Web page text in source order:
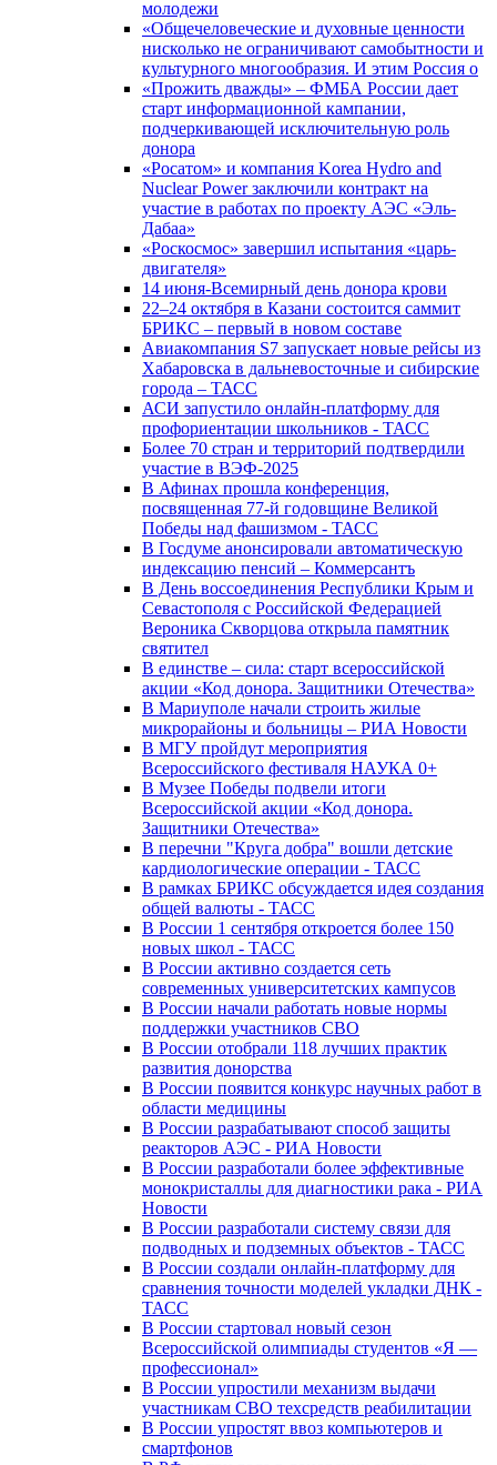
молодежи
«Общечеловеческие и духовные ценности
нисколько не ограничивают самобытности и
культурного многообразия. И этим Россия о
«Прожить дважды» – ФМБА России дает
старт информационной кампании,
подчеркивающей исключительную роль
донора
«Росатом» и компания Korea Hydro and
Nuclear Power заключили контракт на
участие в работах по проекту АЭС «Эль-
Дабаа»
«Роскосмос» завершил испытания «царь-
двигателя»
14 июня-Всемирный день донора крови
22–24 октября в Казани состоится саммит
БРИКС – первый в новом составе
Авиакомпания S7 запускает новые рейсы из
Хабаровска в дальневосточные и сибирские
города – ТАСС
АСИ запустило онлайн-платформу для
профориентации школьников - ТАСС
Более 70 стран и территорий подтвердили
участие в ВЭФ-2025
В Афинах прошла конференция,
посвященная 77-й годовщине Великой
Победы над фашизмом - ТАСС
В Госдуме анонсировали автоматическую
индексацию пенсий – Коммерсантъ
В День воссоединения Республики Крым и
Севастополя с Российской Федерацией
Вероника Скворцова открыла памятник
святител
В единстве – сила: старт всероссийской
акции «Код донора. Защитники Отечества»
В Мариуполе начали строить жилые
микрорайоны и больницы – РИА Новости
В МГУ пройдут мероприятия
Всероссийского фестиваля НАУКА 0+
В Музее Победы подвели итоги
Всероссийской акции «Код донора.
Защитники Отечества»
В перечни "Круга добра" вошли детские
кардиологические операции - ТАСС
В рамках БРИКС обсуждается идея создания
общей валюты - ТАСС
В России 1 сентября откроется более 150
новых школ - ТАСС
В России активно создается сеть
современных университетских кампусов
В России начали работать новые нормы
поддержки участников СВО
В России отобрали 118 лучших практик
развития донорства
В России появится конкурс научных работ в
области медицины
В России разрабатывают способ защиты
реакторов АЭС - РИА Новости
В России разработали более эффективные
монокристаллы для диагностики рака - РИА
Новости
В России разработали систему связи для
подводных и подземных объектов - ТАСС
В России создали онлайн-платформу для
сравнения точности моделей укладки ДНК -
ТАСС
В России стартовал новый сезон
Всероссийской олимпиады студентов «Я —
профессионал»
В России упростили механизм выдачи
участникам СВО техсредств реабилитации
В России упростят ввоз компьютеров и
смартфонов